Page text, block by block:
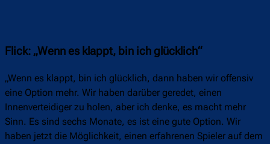
Flick: „Wenn es klappt, bin ich glücklich“
„Wenn es klappt, bin ich glücklich, dann haben wir offensiv
eine Option mehr. Wir haben darüber geredet, einen
Innenverteidiger zu holen, aber ich denke, es macht mehr
Sinn. Es sind sechs Monate, es ist eine gute Option. Wir
haben jetzt die Möglichkeit, einen erfahrenen Spieler auf dem